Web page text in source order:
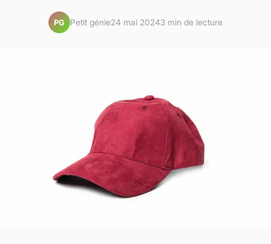
PG Petit génie24 mai 20243 min de lecture